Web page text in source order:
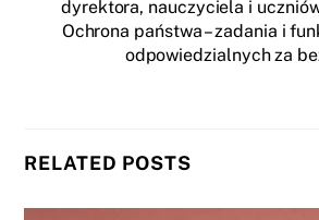
dyrektora, nauczyciela i
Ochrona państwa – zadania i
odpowiedzialnych za
RELATED POSTS